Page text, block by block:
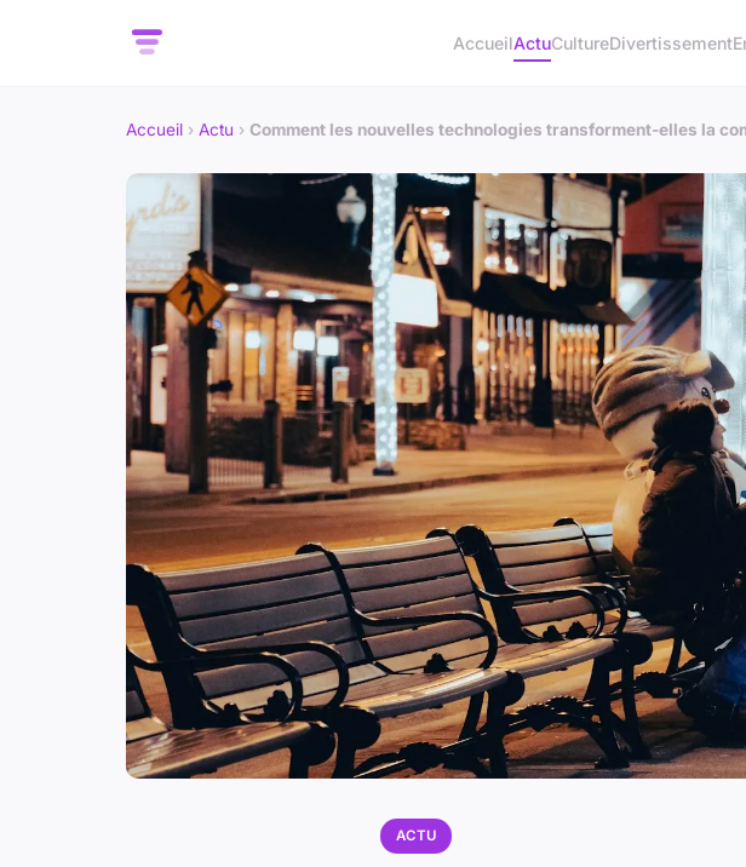
AccueilActuCultureDivertissement
Accueil › Actu › Comment les nouvelles technologies transforment-elles la
ACTU